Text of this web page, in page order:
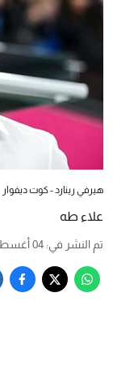
هيرفي رينارد - كوت ديفوار
علاء طه
تم النشر في: 04 أغسطس 2026, 8:10 مساءً